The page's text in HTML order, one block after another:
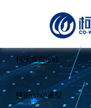
柯沃首頁(yè)
HOME
技術(shù)選型
SERVICE